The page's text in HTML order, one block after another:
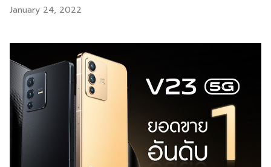
January 24, 2022